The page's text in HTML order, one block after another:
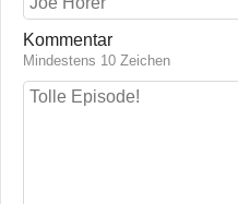
Kommentar
Mindestens 10 Zeichen